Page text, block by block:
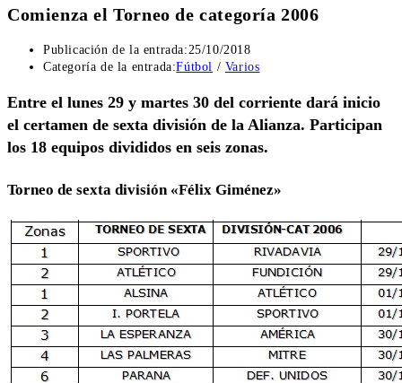
Comienza el Torneo de categoría 2006
Publicación de la entrada:25/10/2018
Categoría de la entrada:Fútbol / Varios
Entre el lunes 29 y martes 30 del corriente dará inicio
el certamen de sexta división de la Alianza. Participan
los 18 equipos divididos en seis zonas.
Torneo de sexta división «Félix Giménez»